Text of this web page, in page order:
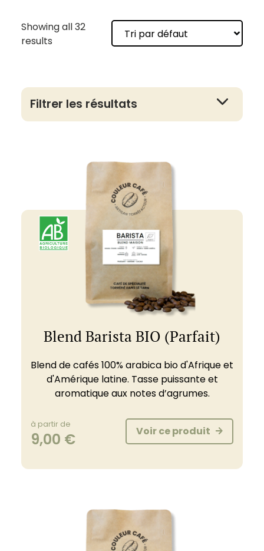
Showing all 32
results
Filtrer les résultats
Blend Barista BIO (Parfait)
Blend de cafés 100% arabica bio d'Afrique et
d'Amérique latine. Tasse puissante et
aromatique aux notes d’agrumes.
à partir de
9,00 € Voir ce produit